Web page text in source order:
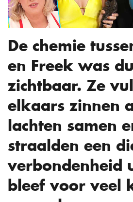
De chemie
en Freek was
zichtbaar. Ze
elkaars zinnen
lachten samen
straalden een
verbondenheid
bleef voor veel